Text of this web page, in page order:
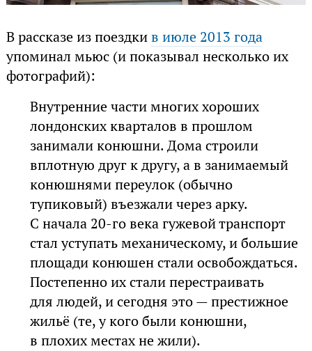
В рассказе из поездкив июле 2013 года
упоминал мьюс (и показывал несколько их
фотографий):
Внутренние части многих хороших
лондонских кварталов в прошлом
занимали конюшни. Дома строили
вплотную друг к другу, а в занимаемый
конюшнями переулок (обычно
тупиковый) въезжали через арку.
С начала 20-го века гужевой транспорт
стал уступать механическому, и большие
площади конюшен стали освобождаться.
Постепенно их стали перестраивать
для людей, и сегодня это — престижное
жильё (те, у кого были конюшни,
в плохих местах не жили).